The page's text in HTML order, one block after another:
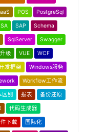
POS PostgreSql
SAP Schema
SqlServer Swagger
级 VUE WCF
发框架 Windows服务
Workflow工作流
区别 报表 备份还原
代码生成器
下载 国际化